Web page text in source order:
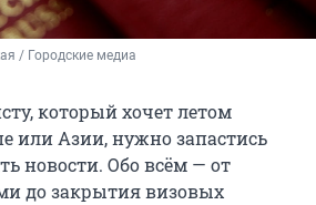
/ Городские медиа
который хочет летом
или Азии, нужно запастись
новости. Обо всём — от
до закрытия визовых